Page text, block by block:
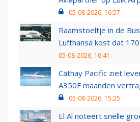
05-08-2026, 16:57
Raamstoeltje in de
Lufthansa kost dat
05-08-2026, 16:41
Cathay Pacific ziet
A350F maanden
05-08-2026, 15:25
El Al noteert snelle